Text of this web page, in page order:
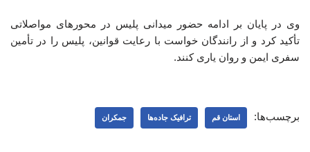
وی در پایان بر ادامه حضور میدانی پلیس در محورهای مواصلاتی
تأکید کرد و از رانندگان خواست با رعایت قوانین، پلیس را در تأمین
سفری ایمن و روان یاری کنند.
برچسب‌ها: استان قم ترافیک جاده‌ها جمکران